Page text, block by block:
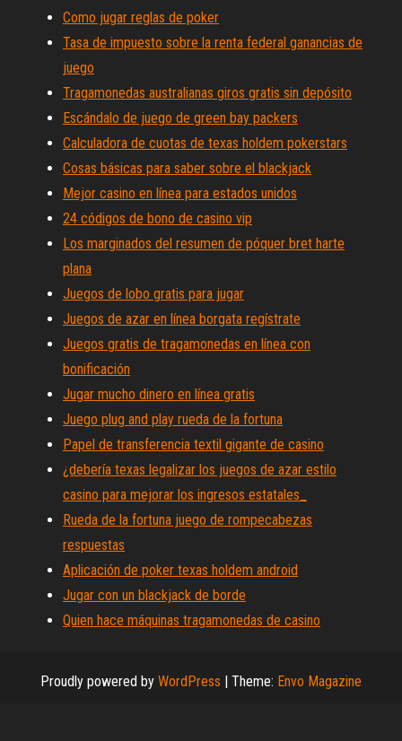
Como jugar reglas de poker
Tasa de impuesto sobre la renta federal ganancias de
juego
Tragamonedas australianas giros gratis sin depósito
Escándalo de juego de green bay packers
Calculadora de cuotas de texas holdem pokerstars
Cosas básicas para saber sobre el blackjack
Mejor casino en línea para estados unidos
24 códigos de bono de casino vip
Los marginados del resumen de póquer bret harte
plana
Juegos de lobo gratis para jugar
Juegos de azar en línea borgata regístrate
Juegos gratis de tragamonedas en línea con
bonificación
Jugar mucho dinero en línea gratis
Juego plug and play rueda de la fortuna
Papel de transferencia textil gigante de casino
¿debería texas legalizar los juegos de azar estilo
casino para mejorar los ingresos estatales_
Rueda de la fortuna juego de rompecabezas
respuestas
Aplicación de poker texas holdem android
Jugar con un blackjack de borde
Quien hace máquinas tragamonedas de casino
Proudly powered by WordPress | Theme: Envo Magazine